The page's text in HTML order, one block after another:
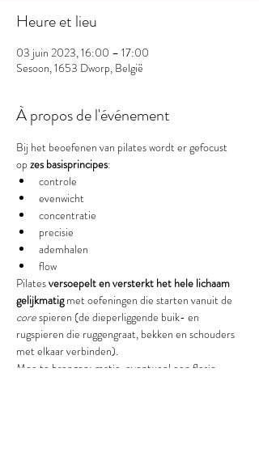
Heure et lieu
03 juin 2023, 16:00 – 17:00
Sesoon, 1653 Dworp, België
À propos de l'événement
Bij het beoefenen van pilates wordt er gefocust
op zes basisprincipes:
controle
evenwicht
concentratie
precisie
ademhalen
flow
Pilates versoepelt en versterkt het hele lichaam
gelijkmatig met oefeningen die starten vanuit de
core spieren (de dieperliggende buik- en
rugspieren die ruggengraat, bekken en schouders
met elkaar verbinden).
Mee te brengen: matje, eventueel een flesje